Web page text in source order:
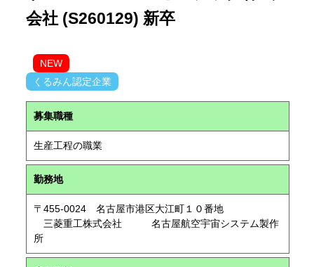
会社 (S260129) 新卒
NEW
くるみん認定企業
募集職種
生産工程の職業
勤務地
〒455-0024 名古屋市港区大江町１０番地
三菱重工株式会社 名古屋航空宇宙システム製作
所